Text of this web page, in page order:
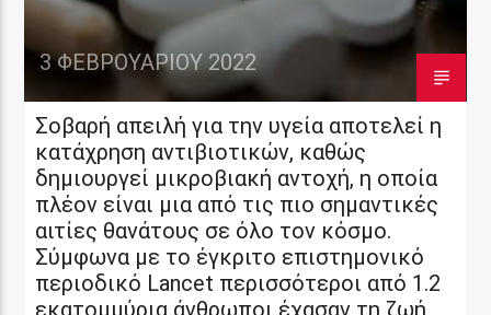
3 ΦΕΒΡΟΥΑΡΊΟΥ 2022
Σοβαρή απειλή για την υγεία αποτελεί η
κατάχρηση αντιβιοτικών, καθώς
δημιουργεί μικροβιακή αντοχή, η οποία
πλέον είναι μια από τις πιο σημαντικές
αιτίες θανάτους σε όλο τον κόσμο.
Σύμφωνα με το έγκριτο επιστημονικό
περιοδικό Lancet περισσότεροι από 1.2
εκατομμύρια άνθρωποι έχασαν τη ζωή